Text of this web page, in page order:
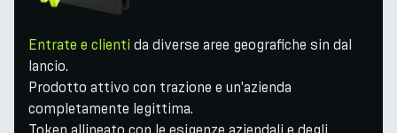
Entrate e clienti da diverse aree geografiche sin dal
lancio.
Prodotto attivo con trazione e un'azienda
completamente legittima.